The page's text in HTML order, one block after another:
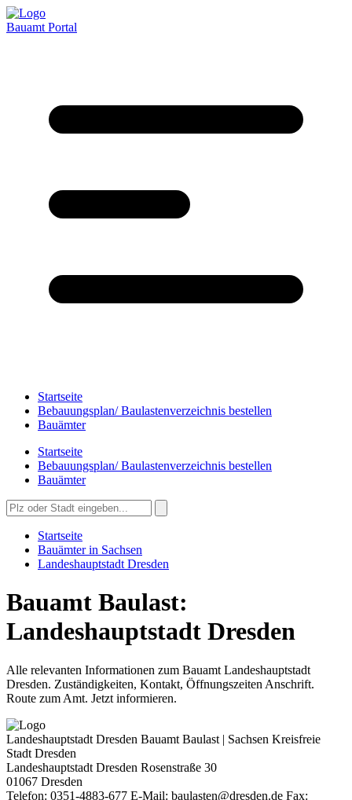
Bauamt Portal
Startseite
Bebauungsplan/ Baulastenverzeichnis bestellen
Bauämter
Startseite
Bebauungsplan/ Baulastenverzeichnis bestellen
Bauämter
Startseite
Bauämter in Sachsen
Landeshauptstadt Dresden
Bauamt Baulast:
Landeshauptstadt Dresden
Alle relevanten Informationen zum Bauamt Landeshauptstadt
Dresden. Zuständigkeiten, Kontakt, Öffnungszeiten Anschrift.
Route zum Amt. Jetzt informieren.
Landeshauptstadt Dresden Bauamt Baulast | Sachsen Kreisfreie
Stadt Dresden
Landeshauptstadt Dresden Rosenstraße 30
01067 Dresden
Telefon: 0351-4883-677 E-Mail: baulasten@dresden.de Fax: